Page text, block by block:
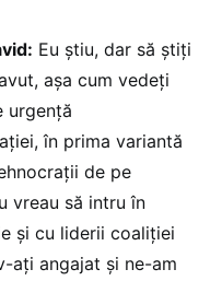
Eu știu, dar să știți
așa cum vedeți
urgență
în prima variantă
de pe
vreau să intru în
și cu liderii coaliției
ați angajat și ne-am